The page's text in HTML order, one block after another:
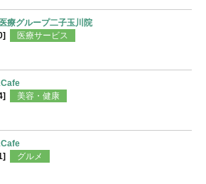
療グループ二子玉川院
医療サービス
美容・健康
グルメ